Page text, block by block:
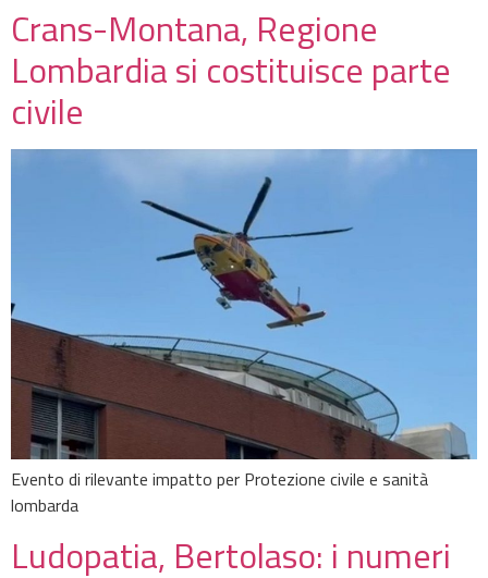
Crans-Montana, Regione
Lombardia si costituisce parte
civile
Evento di rilevante impatto per Protezione civile e sanità
lombarda
Ludopatia, Bertolaso: i numeri